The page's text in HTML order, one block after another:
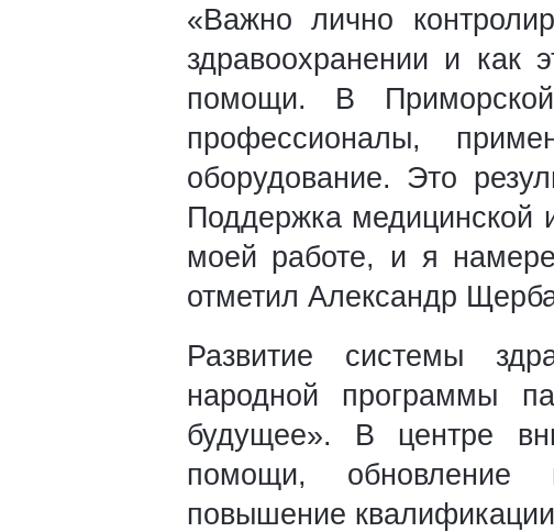
«Важно лично
здравоохранении и как
помощи. В
профессионалы,
оборудование. Это
Поддержка медицинской
моей работе, и я
отметил Александр
Развитие системы
народной программы
будущее». В центре
помощи, обновление
повышение